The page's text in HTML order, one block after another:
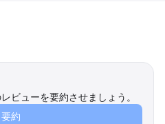
ビューを要約させましょう。
要約